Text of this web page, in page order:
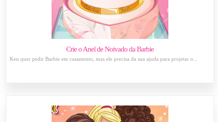
Crie o Anel de Noivado da Barbie
Ken quer pedir Barbie em casamento, mas ele precisa da sua ajuda para projetar o...